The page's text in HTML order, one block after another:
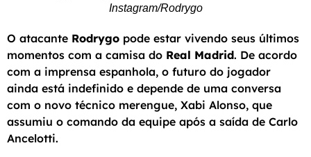
Instagram/Rodrygo
O atacante Rodrygo pode estar vivendo seus últimos
momentos com a camisa do Real Madrid. De acordo
com a imprensa espanhola, o futuro do jogador
ainda está indefinido e depende de uma conversa
com o novo técnico merengue, Xabi Alonso, que
assumiu o comando da equipe após a saída de Carlo
Ancelotti.